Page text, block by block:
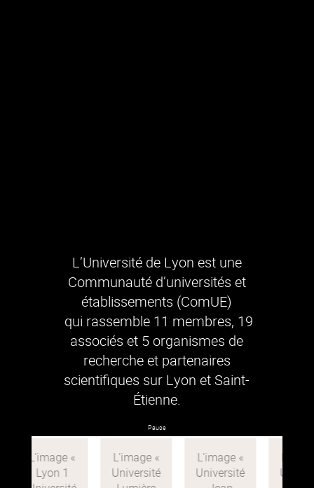
L’Université de Lyon est une
Communauté d’universités et
établissements (ComUE)
qui rassemble 11 membres, 19
associés et 5 organismes de
recherche et partenaires
scientifiques sur Lyon et Saint-
Étienne.
Pause